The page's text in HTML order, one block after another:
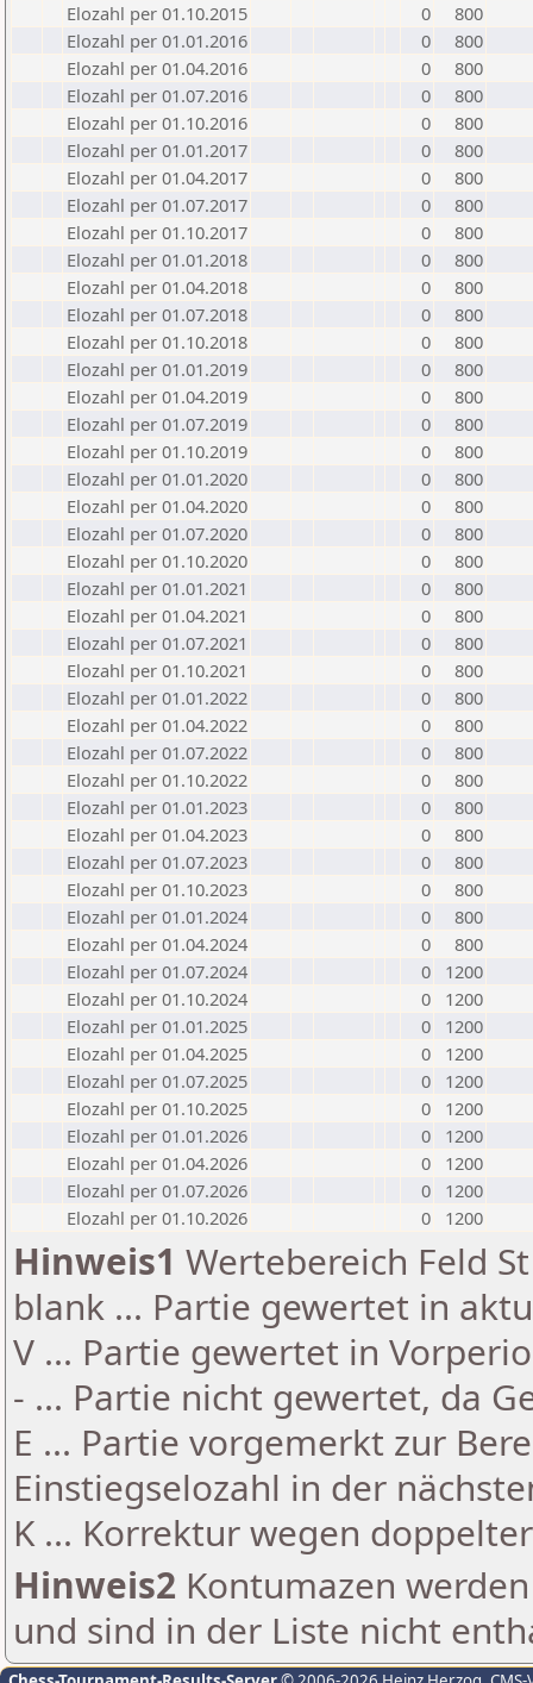
Elozahl per 01.10.2015
0
800
Elozahl per 01.01.2016
0
800
Elozahl per 01.04.2016
0
800
Elozahl per 01.07.2016
0
800
Elozahl per 01.10.2016
0
800
Elozahl per 01.01.2017
0
800
Elozahl per 01.04.2017
0
800
Elozahl per 01.07.2017
0
800
Elozahl per 01.10.2017
0
800
Elozahl per 01.01.2018
0
800
Elozahl per 01.04.2018
0
800
Elozahl per 01.07.2018
0
800
Elozahl per 01.10.2018
0
800
Elozahl per 01.01.2019
0
800
Elozahl per 01.04.2019
0
800
Elozahl per 01.07.2019
0
800
Elozahl per 01.10.2019
0
800
Elozahl per 01.01.2020
0
800
Elozahl per 01.04.2020
0
800
Elozahl per 01.07.2020
0
800
Elozahl per 01.10.2020
0
800
Elozahl per 01.01.2021
0
800
Elozahl per 01.04.2021
0
800
Elozahl per 01.07.2021
0
800
Elozahl per 01.10.2021
0
800
Elozahl per 01.01.2022
0
800
Elozahl per 01.04.2022
0
800
Elozahl per 01.07.2022
0
800
Elozahl per 01.10.2022
0
800
Elozahl per 01.01.2023
0
800
Elozahl per 01.04.2023
0
800
Elozahl per 01.07.2023
0
800
Elozahl per 01.10.2023
0
800
Elozahl per 01.01.2024
0
800
Elozahl per 01.04.2024
0
800
Elozahl per 01.07.2024
0
1200
Elozahl per 01.10.2024
0
1200
Elozahl per 01.01.2025
0
1200
Elozahl per 01.04.2025
0
1200
Elozahl per 01.07.2025
0
1200
Elozahl per 01.10.2025
0
1200
Elozahl per 01.01.2026
0
1200
Elozahl per 01.04.2026
0
1200
Elozahl per 01.07.2026
0
1200
Elozahl per 01.10.2026
0 1200
Hinweis1 Wertebereich Feld
blank ... Partie gewertet in
V ... Partie gewertet in
- ... Partie nicht gewertet, da
E ... Partie vorgemerkt zur
Einstiegselozahl in der
K ... Korrektur wegen
Hinweis2 Kontumazen
und sind in der Liste nicht